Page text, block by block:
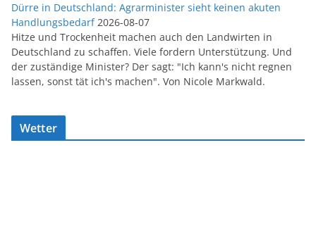
Dürre in Deutschland: Agrarminister sieht keinen akuten
Handlungsbedarf 2026-08-07
Hitze und Trockenheit machen auch den Landwirten in
Deutschland zu schaffen. Viele fordern Unterstützung. Und
der zuständige Minister? Der sagt: "Ich kann's nicht regnen
lassen, sonst tät ich's machen". Von Nicole Markwald.
Wetter